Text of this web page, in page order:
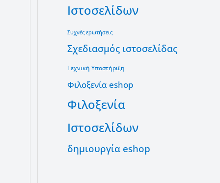
Ιστοσελίδων
Συχνές ερωτήσεις
Σχεδιασμός ιστοσελίδας
Τεχνική Υποστήριξη
Φιλοξενία eshop
Φιλοξενία
Ιστοσελίδων
δημιουργία eshop